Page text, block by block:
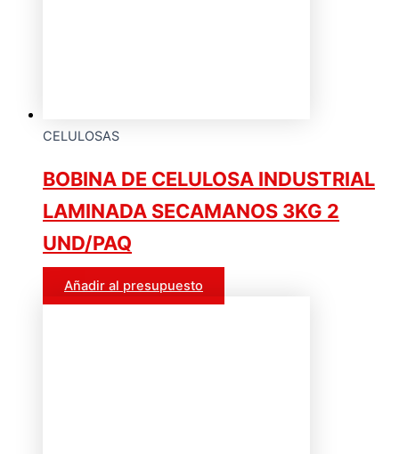
CELULOSAS
BOBINA DE CELULOSA INDUSTRIAL
LAMINADA SECAMANOS 3KG 2
UND/PAQ
Añadir al presupuesto